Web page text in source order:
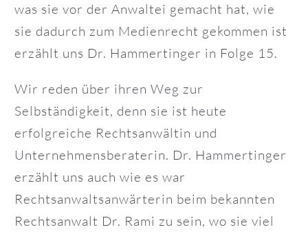
was sie vor der Anwaltei gemacht hat, wie
sie dadurch zum Medienrecht gekommen ist
erzählt uns Dr. Hammertinger in Folge 15.
Wir reden über ihren Weg zur
Selbständigkeit, denn sie ist heute
erfolgreiche Rechtsanwältin und
Unternehmensberaterin. Dr. Hammertinger
erzählt uns auch wie es war
Rechtsanwaltsanwärterin beim bekannten
Rechtsanwalt Dr. Rami zu sein, wo sie viel